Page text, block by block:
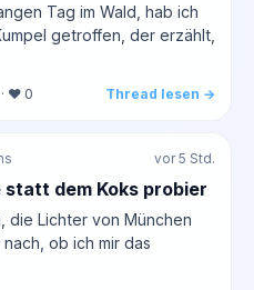
Tag im Wald, hab ich
getroffen, der erzählt,
❤️ 0 Thread lesen →
vor 5 Std.
statt dem Koks probier
die Lichter von München
ob ich mir das